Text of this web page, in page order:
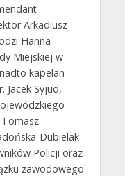
Arkadiusz
Hanna
Miejskiej w
kapelan
Jacek Syjud,
Dubielak
Policji oraz
zawodowego